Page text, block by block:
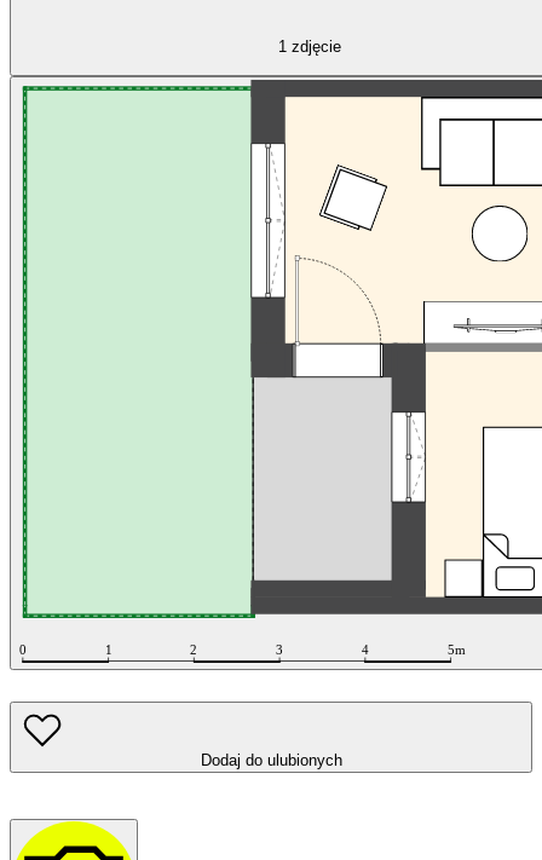
1 zdjęcie
Dodaj do ulubionych